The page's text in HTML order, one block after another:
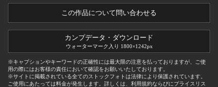
この作品について問い合わせる
カンプデータ・ダウンロード
ウォーターマーク入り 1800×1242px
※キャプションやキーワードの正確性には最大限の注意を払っておりますが、ご使
用の際にはお客様の責任において確認をお願いいたしております。
※サイトに掲載されている全てのストックフォトは法律により保護されています。
ご使用にあたっては料金が発生します。詳しくは、利用規約ならびにプライスリス